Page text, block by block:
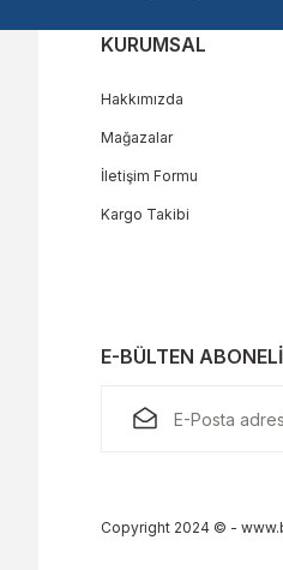
KURUMSAL
Hakkımızda
Mağazalar
İletişim Formu
Kargo Takibi
E-BÜLTEN
Copyright 2024 © -